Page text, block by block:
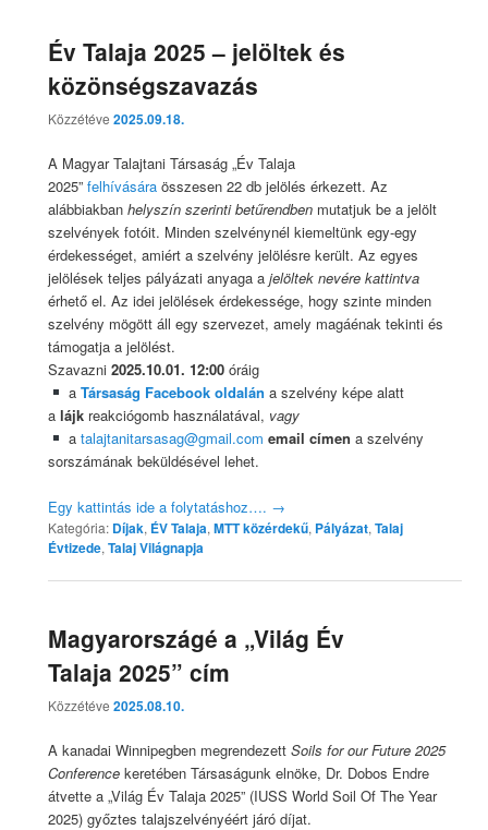
Év Talaja 2025 – jelöltek és
közönségszavazás
Közzétéve2025.09.18.
A Magyar Talajtani Társaság „Év Talaja
2025”felhívásáraösszesen 22 db jelölés érkezett. Az
alábbiakbanhelyszín szerinti betűrendben mutatjuk be a jelölt
szelvények fotóit. Minden szelvénynél kiemeltünk egy-egy
érdekességet, amiért a szelvény jelölésre került. Az egyes
jelölések teljes pályázati anyaga ajelöltek nevére kattintva
érhető el. Az idei jelölések érdekessége, hogy szinte minden
szelvény mögött áll egy szervezet, amely magáénak tekinti és
támogatja a jelölést.
Szavazni2025.10.01. 12:00 óráig
a Társaság Facebook oldalán a szelvény képe alatt
alájk reakciógomb használatával, vagy
a talajtanitarsasag@gmail.com email címen a szelvény
sorszámának beküldésével lehet.
Egy kattintás ide a folytatáshoz…. →
Kategória: Díjak, ÉV Talaja,MTT közérdekű, Pályázat,Talaj
Évtizede,Talaj Világnapja
Magyarországé a „Világ Év
Talaja 2025” cím
Közzétéve2025.08.10.
A kanadai Winnipegben megrendezettSoils for our Future 2025
Conference keretében Társaságunk elnöke, Dr. Dobos Endre
átvette a „Világ Év Talaja 2025” (IUSS World Soil Of The Year
2025) győztes talajszelvényéért járó díjat.